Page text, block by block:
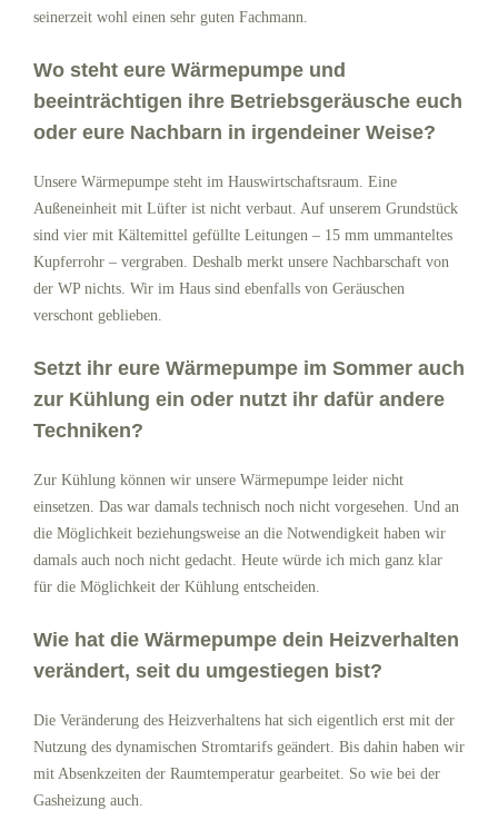
seinerzeit wohl einen sehr guten Fachmann.
Wo steht eure Wärmepumpe und
beeinträchtigen ihre Betriebsgeräusche euch
oder eure Nachbarn in irgendeiner Weise?
Unsere Wärmepumpe steht im Hauswirtschaftsraum. Eine
Außeneinheit mit Lüfter ist nicht verbaut. Auf unserem Grundstück
sind vier mit Kältemittel gefüllte Leitungen – 15 mm ummanteltes
Kupferrohr – vergraben. Deshalb merkt unsere Nachbarschaft von
der WP nichts. Wir im Haus sind ebenfalls von Geräuschen
verschont geblieben.
Setzt ihr eure Wärmepumpe im Sommer auch
zur Kühlung ein oder nutzt ihr dafür andere
Techniken?
Zur Kühlung können wir unsere Wärmepumpe leider nicht
einsetzen. Das war damals technisch noch nicht vorgesehen. Und an
die Möglichkeit beziehungsweise an die Notwendigkeit haben wir
damals auch noch nicht gedacht. Heute würde ich mich ganz klar
für die Möglichkeit der Kühlung entscheiden.
Wie hat die Wärmepumpe dein Heizverhalten
verändert, seit du umgestiegen bist?
Die Veränderung des Heizverhaltens hat sich eigentlich erst mit der
Nutzung des dynamischen Stromtarifs geändert. Bis dahin haben wir
mit Absenkzeiten der Raumtemperatur gearbeitet. So wie bei der
Gasheizung auch.